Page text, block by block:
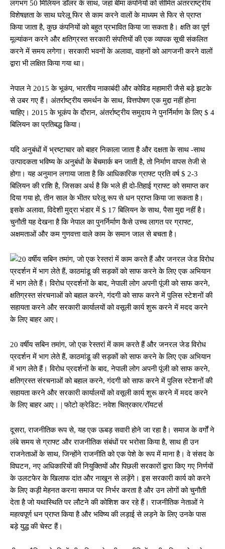
लगभग 50 मिलियन डॉलर के साथ, जहां बीमा कंपनियों को सीमित अंतरराष्ट्रीय
विशेषज्ञता के साथ घरेलू फिर से काम करने वालों के माध्यम से फिर से प्राप्त
किया जाता है, कुछ कंपनियों को बहुत प्रभावित किया जा सकता है। क्षति का पूर्ण
मूल्यांकन करने और क्षतिग्रस्त सरकारी संपत्तियों की एक व्यापक सूची संकलित
करने में समय लगेगा। सरकारी भवनों के अलावा, वाहनों को आगजनी करने वालों
द्वारा भी लक्षित किया गया था।
नेपाल ने 2015 के भूकंप, भारतीय नाकाबंदी और कोविड महामारी जैसे बड़े झटके
से उबर गए हैं। अंतर्राष्ट्रीय समर्थन के साथ, वित्तपोषण एक मुद्दा नहीं होना
चाहिए। 2015 के भूकंप के दौरान, अंतर्राष्ट्रीय समुदाय ने पुनर्निर्माण के लिए $ 4
बिलियन का प्रतिबद्ध किया।
यदि अनुबंधों में भ्रष्टाचार को बाहर निकाला जाता है और दक्षता के साथ -साथ
उत्पादकता भविष्य के अनुबंधों के बेंचमार्क बन जाती है, तो निर्माण वापस तेजी से
होगा। यह अनुमान लगाया जाता है कि आधिकारिक ग्राफ्ट प्रति वर्ष $ 2-3
बिलियन की राशि है, जिसका अर्थ है कि भले ही दो-तिहाई ग्राफ्ट को समाप्त कर
दिया गया हो, तीन साल के भीतर घरेलू रूप से धन प्राप्त किया जा सकता है।
इसके अलावा, विदेशी मुद्रा भंडार में $ 17 बिलियन के साथ, पैसा मुद्दा नहीं है।
चुनौती यह देखना है कि नेपाल का पुनर्निर्माण कैसे उच्च लागत पर ग्राफ्ट,
अक्षमताओं और कम गुणवत्ता वाले काम के समान जाल से बचता है।
20 वर्षीय सबिन तमांग, जो एक रेस्तरां में काम करते हैं और जनरल जेड विरोध
प्रदर्शन में भाग लेते हैं, काठमांडू की सड़कों को साफ करने के लिए एक अभियान
में भाग लेते हैं। विरोध प्रदर्शनों के बाद, नेपाली लोग अपनी पूंजी को साफ करने,
क्षतिग्रस्त संरचनाओं को बहाल करने, गंदगी को साफ करने में पुलिस स्टेशनों की
सहायता करने और सरकारी कार्यालयों को वसूली कार्य शुरू करने में मदद करने
के लिए बाहर आए। | फोटो क्रेडिट: नवेश चित्रकार/रॉयटर्स
दूसरा, राजनीतिक रूप से, यह एक ऊबड़ सवारी होने जा रहा है। समाज के वर्गों ने
लंबे समय से ग्राफ्ट और राजनीतिक संबंधों पर भरोसा किया है, साथ ही उन
राजनेताओं के साथ, जिन्होंने राजनीति को एक पेशे के रूप में माना है। वे संसद के
विघटन, नए अधिकारियों की नियुक्तियों और पिछली सरकारों द्वारा किए गए निर्णयों
के उलटफेर के खिलाफ दांत और नाखून से लड़ेंगे। इस सरकारी कार्य को करने
के लिए कड़ी मेहनत करना समाज पर निर्भर करता है और उन लोगों को चुनौती
देता है जो यथास्थिति पर लौटने की कोशिश कर रहे हैं। राजनीतिक नेताओं ने
महत्वपूर्ण धन प्राप्त किया है और भविष्य की लड़ाई से लड़ने के लिए उनके पास
बड़े युद्ध की चेस्ट हैं।